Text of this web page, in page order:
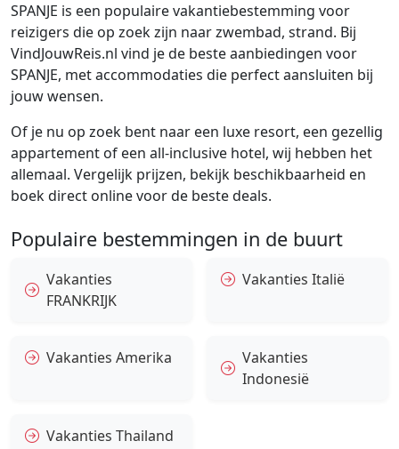
SPANJE is een populaire vakantiebestemming voor
reizigers die op zoek zijn naar zwembad, strand. Bij
VindJouwReis.nl vind je de beste aanbiedingen voor
SPANJE, met accommodaties die perfect aansluiten bij
jouw wensen.
Of je nu op zoek bent naar een luxe resort, een gezellig
appartement of een all-inclusive hotel, wij hebben het
allemaal. Vergelijk prijzen, bekijk beschikbaarheid en
boek direct online voor de beste deals.
Populaire bestemmingen in de buurt
Vakanties
FRANKRIJK
Vakanties Italië
Vakanties Amerika
Vakanties
Indonesië
Vakanties Thailand